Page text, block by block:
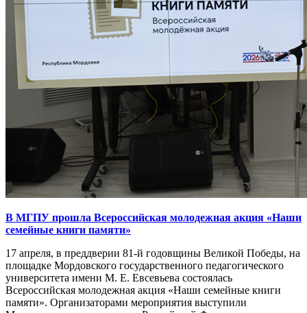
В МГПУ прошла Всероссийская молодежная акция «Наши
семейные книги памяти»
17 апреля, в преддверии 81-й годовщины Великой Победы, на
площадке Мордовского государственного педагогического
университета имени М. Е. Евсевьева состоялась
Всероссийская молодежная акция «Наши семейные книги
памяти». Организаторами мероприятия выступили